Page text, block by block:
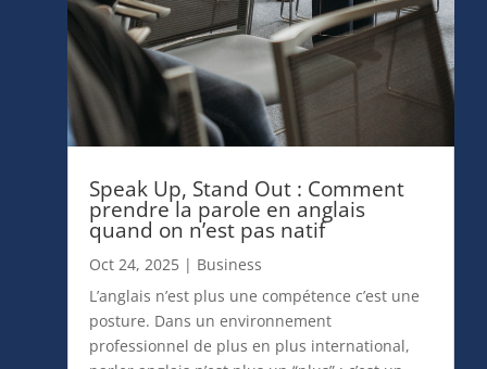
Speak Up, Stand Out : Comment
quand on n’est pas natif
Oct 24, 2025|Business
L’anglais n’est plus une compétence c’est une
professionnel de plus en plus international,
parler anglais n’est plus un “plus” : c’est un
pré-requis. Pourtant, même les leaders les